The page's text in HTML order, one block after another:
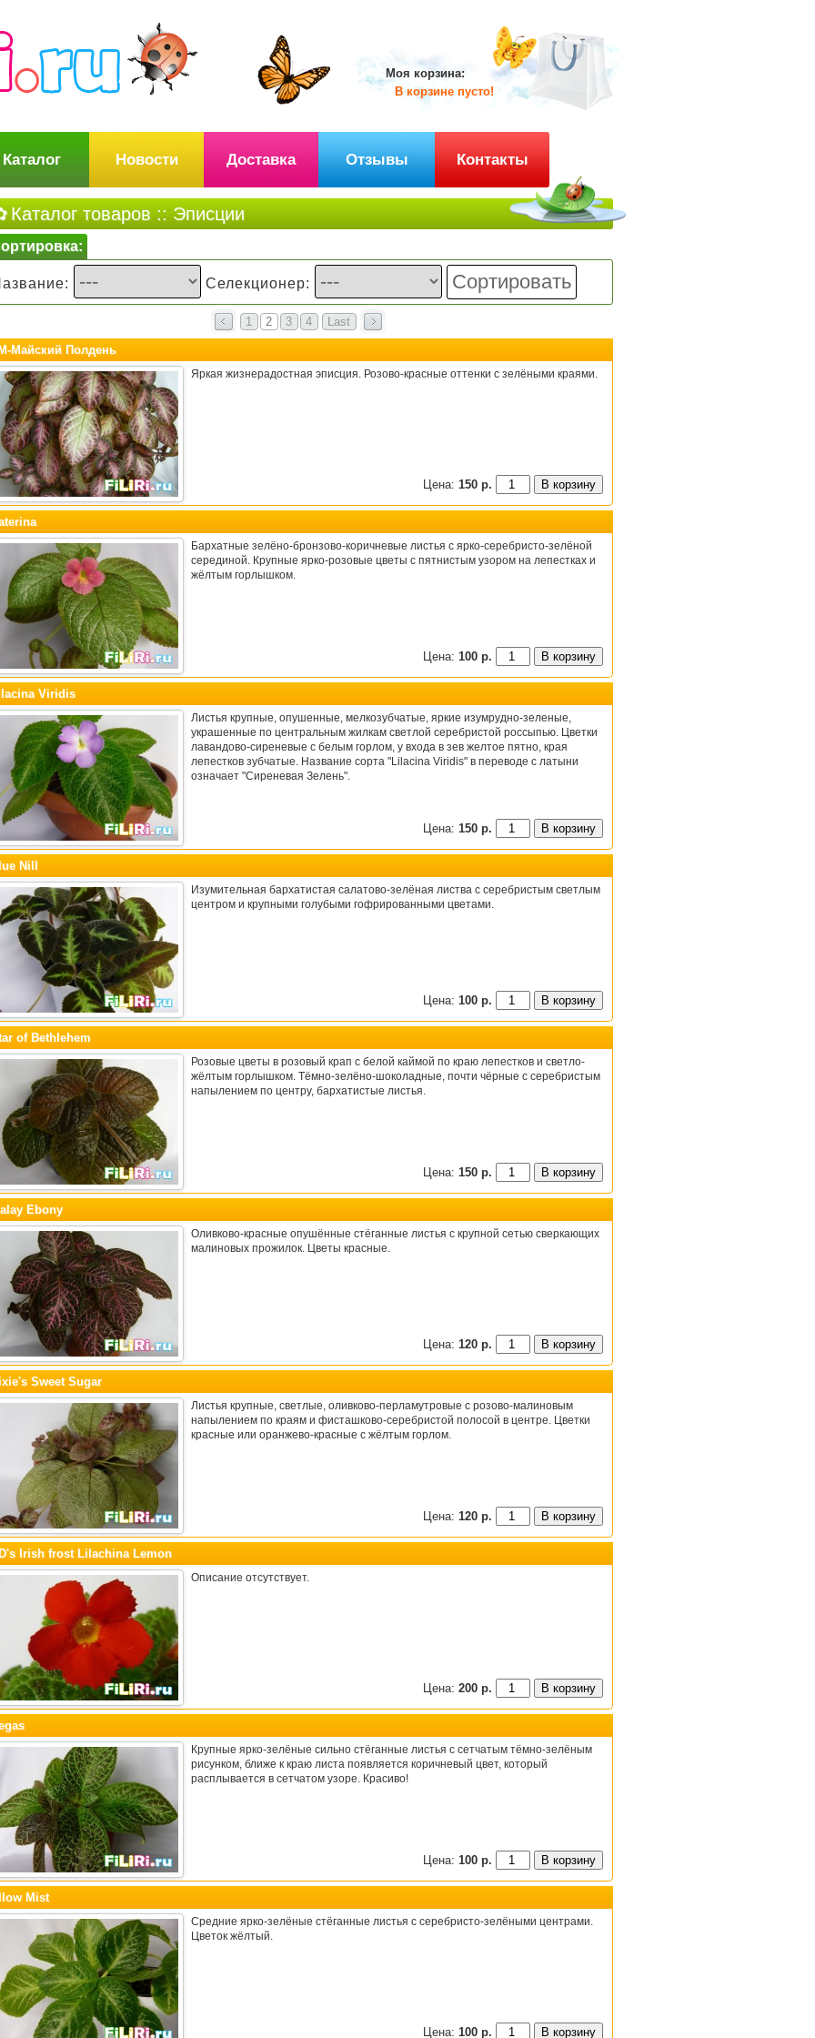
Моя корзина:
В корзине пусто!
Каталог Новости Доставка Отзывы Контакты
Каталог товаров :: Эписции
Селекционер:
1 2 3 4 Last
Майский Полдень
Яркая жизнерадостная эписция. Розово-красные оттенки с зелёными краями.
Цена: 150 р.
Бархатные зелёно-бронзово-коричневые листья с ярко-серебристо-зелёной
серединой. Крупные ярко-розовые цветы с пятнистым узором на лепестках и
жёлтым горлышком.
Цена: 100 р.
Viridis
Листья крупные, опушенные, мелкозубчатые, яркие изумрудно-зеленые,
украшенные по центральным жилкам светлой серебристой россыпью. Цветки
лавандово-сиреневые с белым горлом, у входа в зев желтое пятно, края
лепестков зубчатые. Название сорта "Lilacina Viridis" в переводе с латыни
означает "Сиреневая Зелень".
Цена: 150 р.
Nill
Изумительная бархатистая салатово-зелёная листва с серебристым светлым
центром и крупными голубыми гофрированными цветами.
Цена: 100 р.
of Bethlehem
Розовые цветы в розовый крап с белой каймой по краю лепестков и светло-
жёлтым горлышком. Тёмно-зелёно-шоколадные, почти чёрные с серебристым
напылением по центру, бархатистые листья.
Цена: 150 р.
Ebony
Оливково-красные опушённые стёганные листья с крупной сетью сверкающих
малиновых прожилок. Цветы красные.
Цена: 120 р.
Sweet Sugar
Листья крупные, светлые, оливково-перламутровые с розово-малиновым
напылением по краям и фисташково-серебристой полосой в центре. Цветки
красные или оранжево-красные с жёлтым горлом.
Цена: 120 р.
Irish frost Lilachina Lemon
Описание отсутствует.
Цена: 200 р.
Крупные ярко-зелёные сильно стёганные листья с сетчатым тёмно-зелёным
рисунком, ближе к краю листа появляется коричневый цвет, который
расплывается в сетчатом узоре. Красиво!
Цена: 100 р.
Mist
Средние ярко-зелёные стёганные листья с серебристо-зелёными центрами.
Цветок жёлтый.
Цена: 100 р.